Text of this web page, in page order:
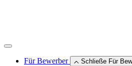
Für Bewerber Schließe Für